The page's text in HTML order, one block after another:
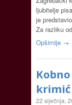
ljubitelje
je
Za razliku
Opširnije →
krimić
22 siječnja,